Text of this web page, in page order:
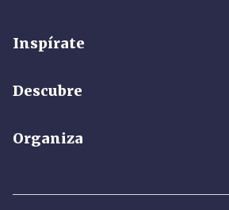
Inspírate
Descubre
Organiza